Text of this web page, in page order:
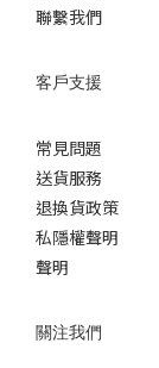
聯繫我們
客戶支援
常見問題
送貨服務
退換貨政策
私隱權聲明
聲明
關注我們